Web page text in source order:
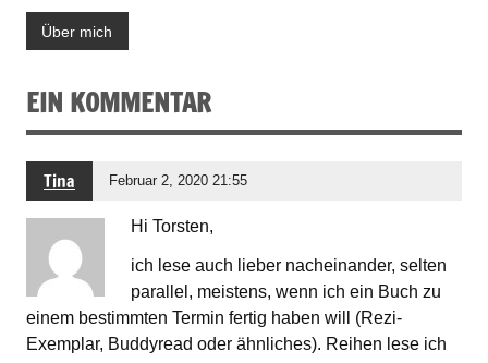
Über mich
EIN KOMMENTAR
Tina Februar 2, 2020 21:55
Hi Torsten,
ich lese auch lieber nacheinander, selten
parallel, meistens, wenn ich ein Buch zu
einem bestimmten Termin fertig haben will (Rezi-
Exemplar, Buddyread oder ähnliches). Reihen lese ich